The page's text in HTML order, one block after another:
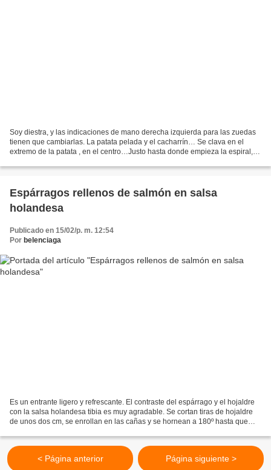
Soy diestra, y las indicaciones de mano derecha izquierda para las zuedas
tienen que cambiarlas. La patata pelada y el cacharrín… Se clava en el
extremo de la patata , en el centro…Justo hasta donde empieza la espiral,
Espárragos rellenos de salmón en salsa
holandesa
Publicado en 15/02/p. m. 12:54
Por belenciaga
Es un entrante ligero y refrescante. El contraste del espárrago y el hojaldre
con la salsa holandesa tibia es muy agradable. Se cortan tiras de hojaldre
de unos dos cm, se enrollan en las cañas y se hornean a 180º hasta que
< Página anterior Página siguiente >